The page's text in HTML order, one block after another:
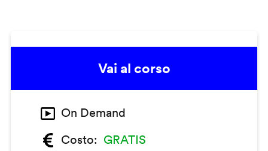
Vai al corso
On Demand
Costo
GRATIS